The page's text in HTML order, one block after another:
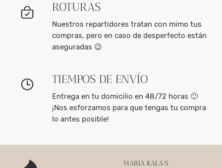
ROTURAS
Nuestros repartidores tratan con mimo tus
compras, pero en caso de desperfecto están
aseguradas 😉
TIEMPOS DE ENVÍO
Entrega en tu domicilio en 48/72 horas 🙂
¡Nos esforzamos para que tengas tu compra
lo antes posible!
MARÍA KALA’S